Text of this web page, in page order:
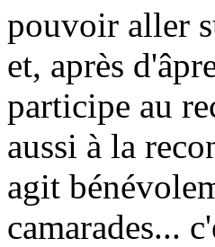
pouvoir aller
et, après
participe au
aussi à la
agit
camarades...